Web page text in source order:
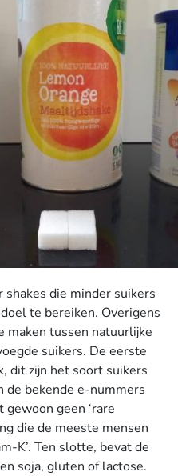
die minder suikers
te bereiken. Overigens
maken tussen natuurlijke
suikers. De eerste
dit zijn het soort suikers
de bekende e-nummers
geen ‘rare
die de meeste mensen
K’. Ten slotte, bevat de
soja, gluten of lactose.